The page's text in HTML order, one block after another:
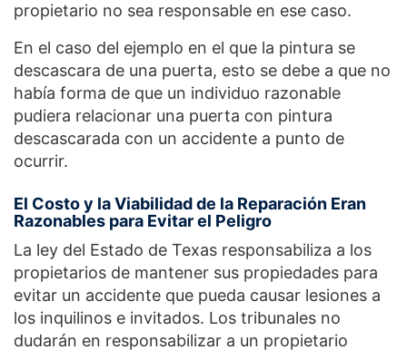
propietario no sea responsable en ese caso.
En el caso del ejemplo en el que la pintura se
descascara de una puerta, esto se debe a que no
había forma de que un individuo razonable
pudiera relacionar una puerta con pintura
descascarada con un accidente a punto de
ocurrir.
El Costo y la Viabilidad de la Reparación Eran
Razonables para Evitar el Peligro
La ley del Estado de Texas responsabiliza a los
propietarios de mantener sus propiedades para
evitar un accidente que pueda causar lesiones a
los inquilinos e invitados. Los tribunales no
dudarán en responsabilizar a un propietario